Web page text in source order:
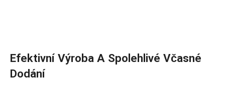
Efektivní Výroba A Spolehlivé Včasné
Dodání